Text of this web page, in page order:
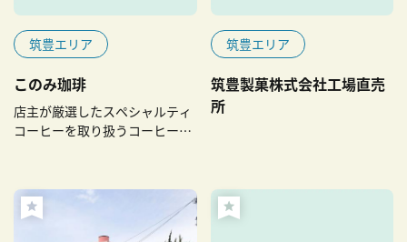
筑豊エリア
このみ珈琲
店主が厳選したスペシャルティ
コーヒーを取り扱うコーヒー豆
筑豊エリア
筑豊製菓株式会社工場直売
所